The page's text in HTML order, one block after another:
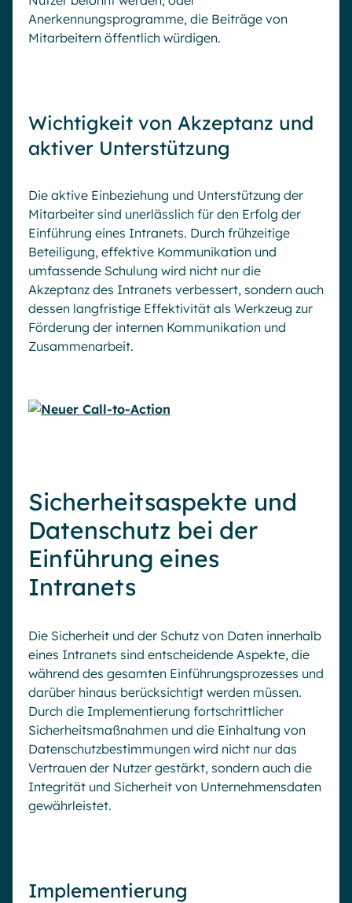
Anerkennungsprogramme, die Beiträge von
Mitarbeitern öffentlich würdigen.
Wichtigkeit von Akzeptanz und
aktiver Unterstützung
Die aktive Einbeziehung und Unterstützung der
Mitarbeiter sind unerlässlich für den Erfolg der
Einführung eines Intranets. Durch frühzeitige
Beteiligung, effektive Kommunikation und
umfassende Schulung wird nicht nur die
Akzeptanz des Intranets verbessert, sondern auch
dessen langfristige Effektivität als Werkzeug zur
Förderung der internen Kommunikation und
Zusammenarbeit.
Sicherheitsaspekte und
Datenschutz bei der
Einführung eines
Intranets
Die Sicherheit und der Schutz von Daten innerhalb
eines Intranets sind entscheidende Aspekte, die
während des gesamten Einführungsprozesses und
darüber hinaus berücksichtigt werden müssen.
Durch die Implementierung fortschrittlicher
Sicherheitsmaßnahmen und die Einhaltung von
Datenschutzbestimmungen wird nicht nur das
Vertrauen der Nutzer gestärkt, sondern auch die
Integrität und Sicherheit von Unternehmensdaten
gewährleistet.
Implementierung